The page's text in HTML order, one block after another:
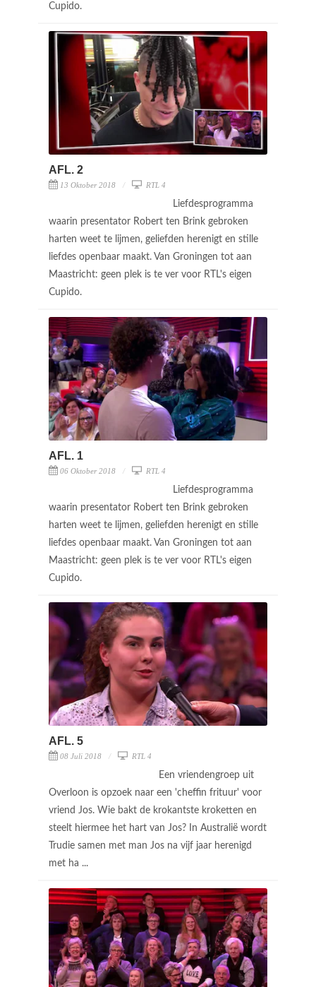
Cupido.
AFL. 2
13 Oktober 2018 RTL 4
Liefdesprogramma
waarin presentator Robert ten Brink gebroken
harten weet te lijmen, geliefden herenigt en stille
liefdes openbaar maakt. Van Groningen tot aan
Maastricht: geen plek is te ver voor RTL's eigen
Cupido.
AFL. 1
06 Oktober 2018 RTL 4
Liefdesprogramma
waarin presentator Robert ten Brink gebroken
harten weet te lijmen, geliefden herenigt en stille
liefdes openbaar maakt. Van Groningen tot aan
Maastricht: geen plek is te ver voor RTL's eigen
Cupido.
AFL. 5
08 Juli 2018 RTL 4
Een vriendengroep uit
Overloon is opzoek naar een 'cheffin frituur' voor
vriend Jos. Wie bakt de krokantste kroketten en
steelt hiermee het hart van Jos? In Australië wordt
Trudie samen met man Jos na vijf jaar herenigd
met ha ...